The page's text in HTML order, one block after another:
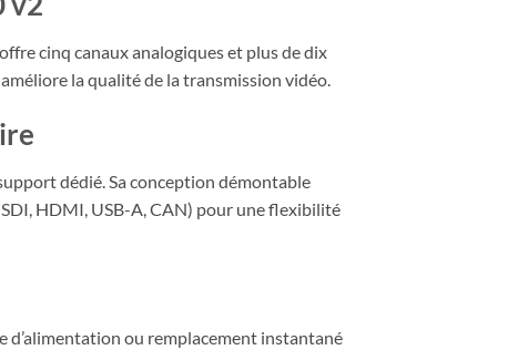
cinq canaux analogiques et plus de dix
la qualité de la transmission vidéo.
dédié. Sa conception démontable
HDMI, USB-A, CAN) pour une flexibilité
d’alimentation ou remplacement instantané